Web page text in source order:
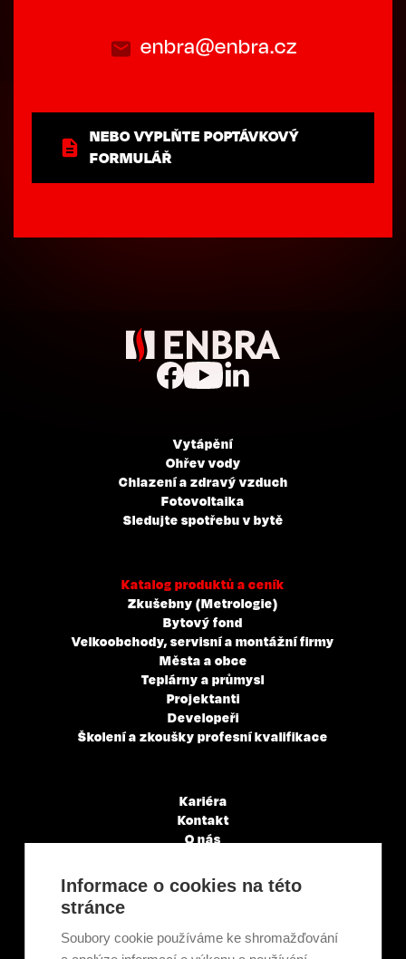
enbra@enbra.cz
NEBO VYPLŇTE POPTÁVKOVÝ
FORMULÁŘ
Vytápění
Ohřev vody
Chlazení a zdravý vzduch
Fotovoltaika
Sledujte spotřebu v bytě
Katalog produktů a ceník
Zkušebny (Metrologie)
Bytový fond
Velkoobchody, servisní a montážní firmy
Města a obce
Teplárny a průmysl
Projektanti
Developeři
Školení a zkoušky profesní kvalifikace
Kariéra
Kontakt
O nás
Články a novinky
GDPR & Cookies
Ekologická recyklace
Projekty EU
Informace o cookies na této
stránce
Soubory cookie používáme ke shromažďování